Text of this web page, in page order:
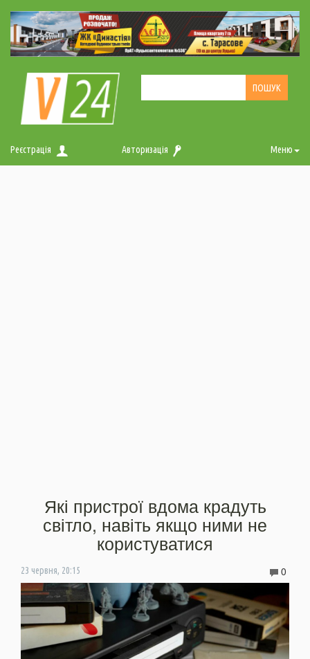
Реєстрація Авторизація Меню
Які пристрої вдома крадуть
світло, навіть якщо ними не
користуватися
23 червня, 20:15 0